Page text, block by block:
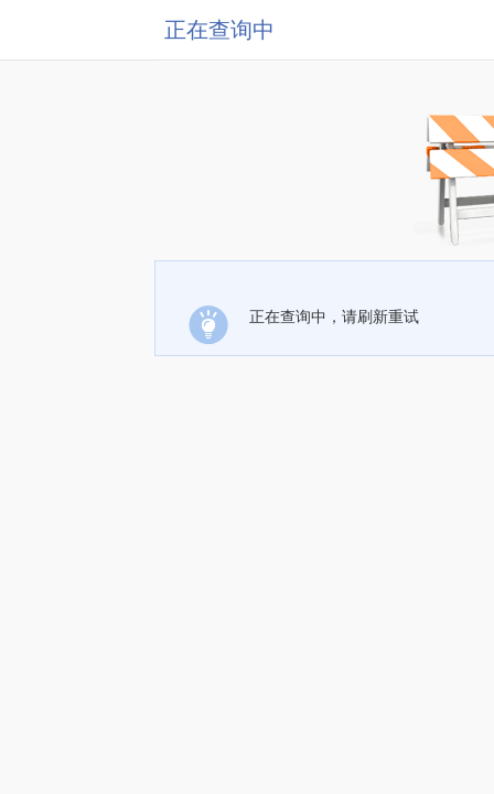
正在查询中
正在查询中，请刷新重试